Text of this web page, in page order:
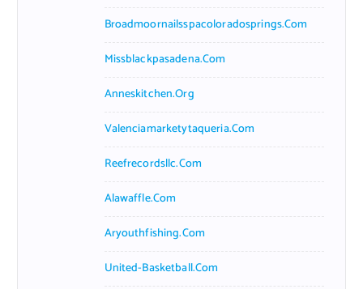
Broadmoornailsspacoloradosprings.com
Missblackpasadena.com
Anneskitchen.org
Valenciamarketytaqueria.com
Reefrecordsllc.com
Alawaffle.com
Aryouthfishing.com
United-Basketball.com